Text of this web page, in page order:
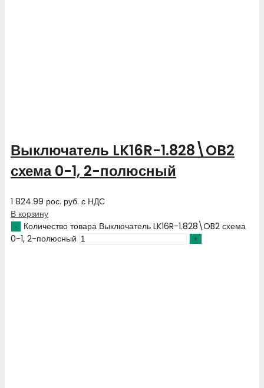
Выключатель LK16R-1.828\OB2
схема 0-1, 2-полюсный
1 824.99 рос. руб. с НДС
В корзину
Количество товара Выключатель LK16R-1.828\OB2 схема
0-1, 2-полюсный